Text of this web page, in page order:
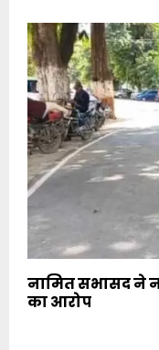
नामित सभासद ने
का आरोप